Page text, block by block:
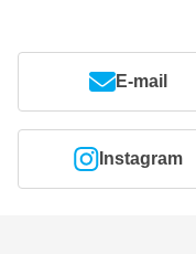
E-mail
Instagram